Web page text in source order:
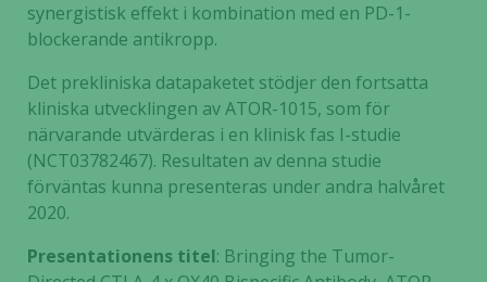
synergistisk effekt i kombination med en PD-1-
blockerande antikropp.
Det prekliniska datapaketet stödjer den fortsatta
kliniska utvecklingen av ATOR-1015, som för
närvarande utvärderas i en klinisk fas I-studie
(NCT03782467). Resultaten av denna studie
förväntas kunna presenteras under andra halvåret
2020.
Presentationens titel: Bringing the Tumor-